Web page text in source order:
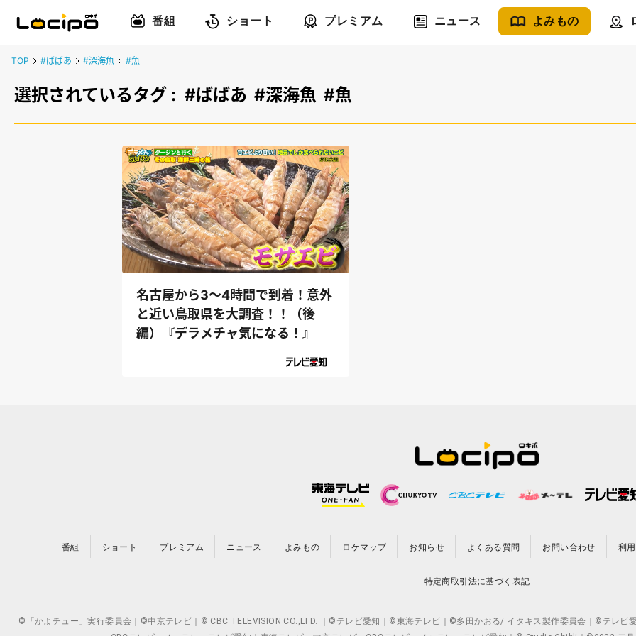
番組 ショート プレミアム ニュース よみもの
TOP #ばばあ #深海魚 #魚
選択されているタグ : #ばばあ #深海魚 #魚
名古屋から3～4時間で到着！意外
と近い鳥取県を大調査！！（後
編）『デラメチャ気になる！』
番組 ショート プレミアム ニュース よみもの ロケマップ お知らせ よくある質問 お問い合わせ 利
特定商取引法に基づく表記
©「かよチュー」実行委員会｜©中京テレビ｜© CBC TELEVISION CO.,LTD. ｜©テレビ愛知｜©東海テレビ｜©多田かおる/ イタキス製作委員会｜©テレビ